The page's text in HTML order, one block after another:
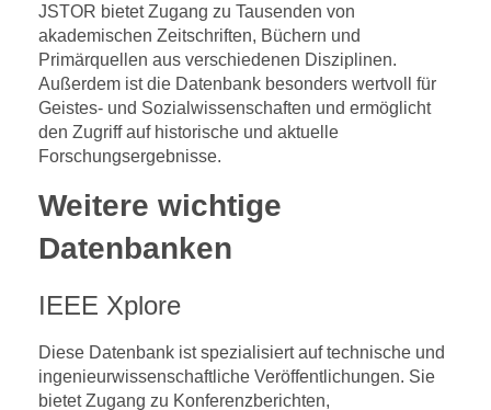
JSTOR bietet Zugang zu Tausenden von
akademischen Zeitschriften, Büchern und
Primärquellen aus verschiedenen Disziplinen.
Außerdem ist die Datenbank besonders wertvoll für
Geistes- und Sozialwissenschaften und ermöglicht
den Zugriff auf historische und aktuelle
Forschungsergebnisse.
Weitere wichtige
Datenbanken
IEEE Xplore
Diese Datenbank ist spezialisiert auf technische und
ingenieurwissenschaftliche Veröffentlichungen. Sie
bietet Zugang zu Konferenzberichten,